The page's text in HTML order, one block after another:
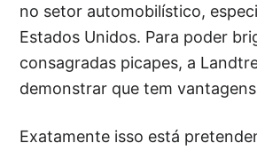
no setor automobilístico,
Estados Unidos. Para poder
consagradas picapes, a
demonstrar que tem
Exatamente isso está